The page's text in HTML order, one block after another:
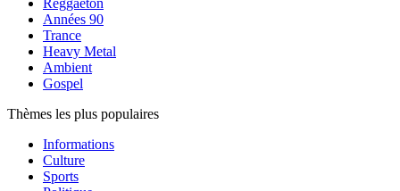
Reggaeton
Années 90
Trance
Heavy Metal
Ambient
Gospel
Thèmes les plus populaires
Informations
Culture
Sports